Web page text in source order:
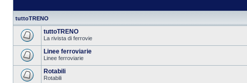
tuttoTRENO
tuttoTRENO
La rivista di ferrovie
Linee ferroviarie
Linee ferroviarie
Rotabili
Rotabili